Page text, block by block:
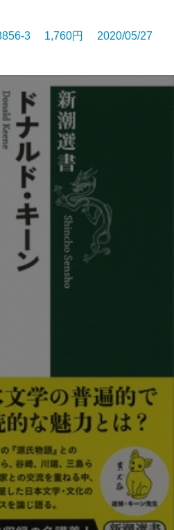
3 1,760円 2020/05/27